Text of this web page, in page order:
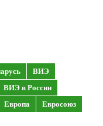
ВИЭ
ВИЭ в России
Европа
Евросоюз